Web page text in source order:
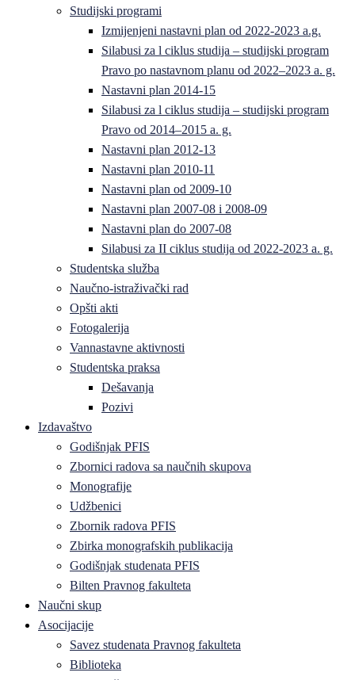
Studijski programi
Izmijenjeni nastavni plan od 2022-2023 a.g.
Silabusi za l ciklus studija – studijski program
Pravo po nastavnom planu od 2022–2023 a. g.
Nastavni plan 2014-15
Silabusi za l ciklus studija – studijski program
Pravo od 2014–2015 a. g.
Nastavni plan 2012-13
Nastavni plan 2010-11
Nastavni plan od 2009-10
Nastavni plan 2007-08 i 2008-09
Nastavni plan do 2007-08
Silabusi za II ciklus studija od 2022-2023 a. g.
Studentska služba
Naučno-istraživački rad
Opšti akti
Fotogalerija
Vannastavne aktivnosti
Studentska praksa
Dešavanja
Pozivi
Izdavaštvo
Godišnjak PFIS
Zbornici radova sa naučnih skupova
Monografije
Udžbenici
Zbornik radova PFIS
Zbirka monografskih publikacija
Godišnjak studenata PFIS
Bilten Pravnog fakulteta
Naučni skup
Asocijacije
Savez studenata Pravnog fakulteta
Biblioteka